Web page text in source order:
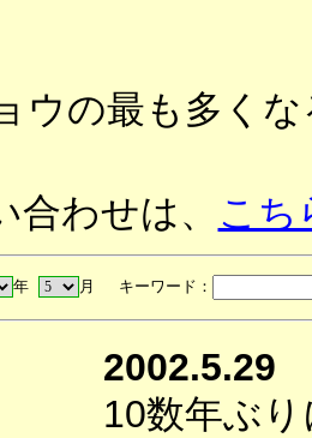
ウの最も多く
わせは、 こち
年 月 キーワード：
2002.5.29
10数年ぶ